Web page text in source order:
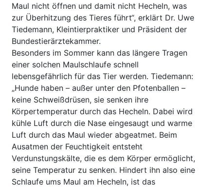
Maul nicht öffnen und damit nicht Hecheln, was
zur Überhitzung des Tieres führt“, erklärt Dr. Uwe
Tiedemann, Kleintierpraktiker und Präsident der
Bundestierärztekammer.
Besonders im Sommer kann das längere Tragen
einer solchen Maulschlaufe schnell
lebensgefährlich für das Tier werden. Tiedemann:
„Hunde haben – außer unter den Pfotenballen –
keine Schweißdrüsen, sie senken ihre
Körpertemperatur durch das Hecheln. Dabei wird
kühle Luft durch die Nase eingesaugt und warme
Luft durch das Maul wieder abgeatmet. Beim
Ausatmen der Feuchtigkeit entsteht
Verdunstungskälte, die es dem Körper ermöglicht,
seine Temperatur zu senken. Hindert ihn also eine
Schlaufe ums Maul am Hecheln, ist das